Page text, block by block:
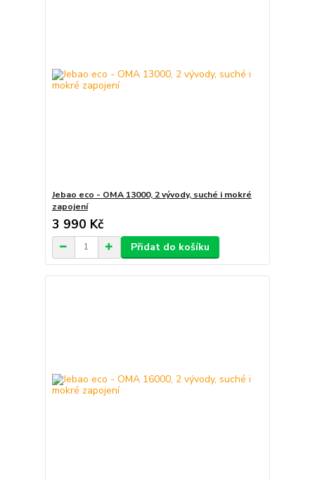
Jebao eco - OMA 13000, 2 vývody, suché i mokré
zapojení
3 990 Kč
Přidat do košíku